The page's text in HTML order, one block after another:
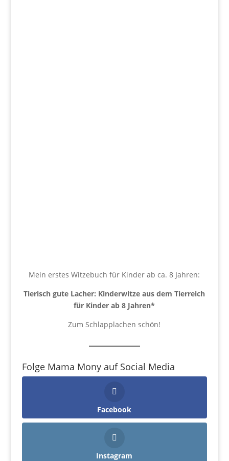
Mein erstes Witzebuch für Kinder ab ca. 8 Jahren:
Tierisch gute Lacher: Kinderwitze aus dem Tierreich
für Kinder ab 8 Jahren*
Zum Schlapplachen schön!
Folge Mama Mony auf Social Media
Facebook
Instagram